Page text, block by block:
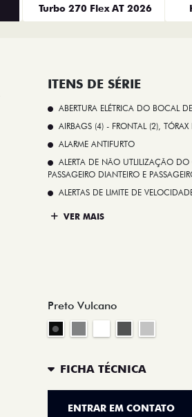
Turbo 270 Flex AT 2026
ITENS DE SÉRIE
ABERTURA ELÉTRICA DO BOCAL
AIRBAGS (4) - FRONTAL (2),
ALARME ANTIFURTO
ALERTA DE NÃO UTLILIZAÇÃO
PASSAGEIRO DIANTEIRO E
ALERTAS DE LIMITE DE
VER MAIS
Preto Vulcano
FICHA TÉCNICA
ENTRAR EM CONTATO